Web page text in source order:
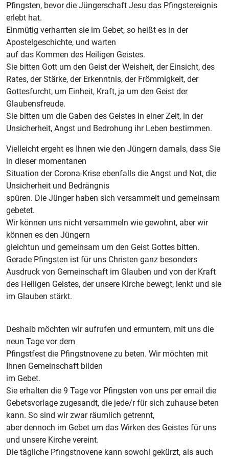
Pfingsten, bevor die Jüngerschaft Jesu das Pfingstereignis
erlebt hat.
Einmütig verharrten sie im Gebet, so heißt es in der
Apostelgeschichte, und warten
auf das Kommen des Heiligen Geistes.
Sie bitten Gott um den Geist der Weisheit, der Einsicht, des
Rates, der Stärke, der Erkenntnis, der Frömmigkeit, der
Gottesfurcht, um Einheit, Kraft, ja um den Geist der
Glaubensfreude.
Sie bitten um die Gaben des Geistes in einer Zeit, in der
Unsicherheit, Angst und Bedrohung ihr Leben bestimmen.
Vielleicht ergeht es Ihnen wie den Jüngern damals, dass Sie
in dieser momentanen
Situation der Corona-Krise ebenfalls die Angst und Not, die
Unsicherheit und Bedrängnis
spüren. Die Jünger haben sich versammelt und gemeinsam
gebetet.
Wir können uns nicht versammeln wie gewohnt, aber wir
können es den Jüngern
gleichtun und gemeinsam um den Geist Gottes bitten.
Gerade Pfingsten ist für uns Christen ganz besonders
Ausdruck von Gemeinschaft im Glauben und von der Kraft
des Heiligen Geistes, der unsere Kirche bewegt, lenkt und sie
im Glauben stärkt.
Deshalb möchten wir aufrufen und ermuntern, mit uns die
neun Tage vor dem
Pfingstfest die Pfingstnovene zu beten. Wir möchten mit
Ihnen Gemeinschaft bilden
im Gebet.
Sie erhalten die 9 Tage vor Pfingsten von uns per email die
Gebetsvorlage zugesandt, die jede/r für sich zuhause beten
kann. So sind wir zwar räumlich getrennt,
aber dennoch im Gebet um das Wirken des Geistes für uns
und unsere Kirche vereint.
Die tägliche Pfingstnovene kann sowohl gekürzt, als auch